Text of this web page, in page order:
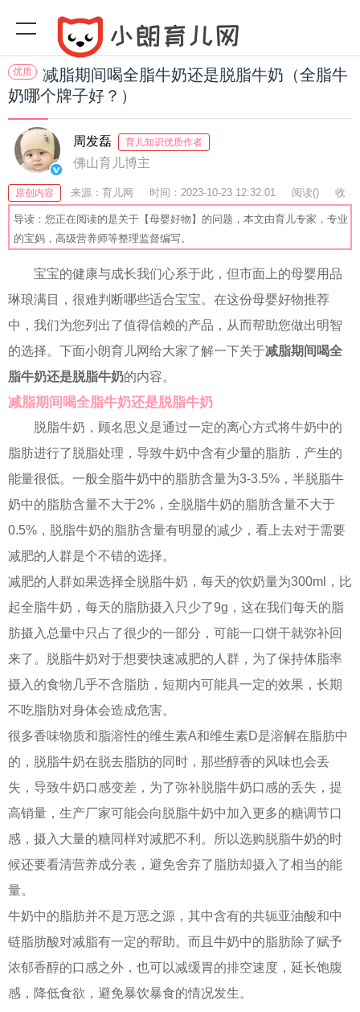
优质
减脂期间喝全脂牛奶还是脱脂牛奶（全脂牛
奶哪个牌子好？）
周发磊 育儿知识优质作者
佛山育儿博主
原创内容 来源：育儿网 时间：2023-10-23 12:32:01 阅读() 收
藏：46 分享：54 爆
导读：您正在阅读的是关于【母婴好物】的问题，本文由育儿专家，专业
的宝妈，高级营养师等整理监督编写。
宝宝的健康与成长我们心系于此，但市面上的母婴用品
琳琅满目，很难判断哪些适合宝宝。在这份母婴好物推荐
中，我们为您列出了值得信赖的产品，从而帮助您做出明智
的选择。下面小朗育儿网给大家了解一下关于减脂期间喝全
脂牛奶还是脱脂牛奶的内容。
减脂期间喝全脂牛奶还是脱脂牛奶
脱脂牛奶，顾名思义是通过一定的离心方式将牛奶中的
脂肪进行了脱脂处理，导致牛奶中含有少量的脂肪，产生的
能量很低。一般全脂牛奶中的脂肪含量为3-3.5%，半脱脂牛
奶中的脂肪含量不大于2%，全脱脂牛奶的脂肪含量不大于
0.5%，脱脂牛奶的脂肪含量有明显的减少，看上去对于需要
减肥的人群是个不错的选择。
减肥的人群如果选择全脱脂牛奶，每天的饮奶量为300ml，比
起全脂牛奶，每天的脂肪摄入只少了9g，这在我们每天的脂
肪摄入总量中只占了很少的一部分，可能一口饼干就弥补回
来了。脱脂牛奶对于想要快速减肥的人群，为了保持体脂率
摄入的食物几乎不含脂肪，短期内可能具一定的效果，长期
不吃脂肪对身体会造成危害。
很多香味物质和脂溶性的维生素A和维生素D是溶解在脂肪中
的，脱脂牛奶在脱去脂肪的同时，那些醇香的风味也会丢
失，导致牛奶口感变差，为了弥补脱脂牛奶口感的丢失，提
高销量，生产厂家可能会向脱脂牛奶中加入更多的糖调节口
感，摄入大量的糖同样对减肥不利。所以选购脱脂牛奶的时
候还要看清营养成分表，避免舍弃了脂肪却摄入了相当的能
量。
牛奶中的脂肪并不是万恶之源，其中含有的共轭亚油酸和中
链脂肪酸对减脂有一定的帮助。而且牛奶中的脂肪除了赋予
浓郁香醇的口感之外，也可以减缓胃的排空速度，延长饱腹
感，降低食欲，避免暴饮暴食的情况发生。